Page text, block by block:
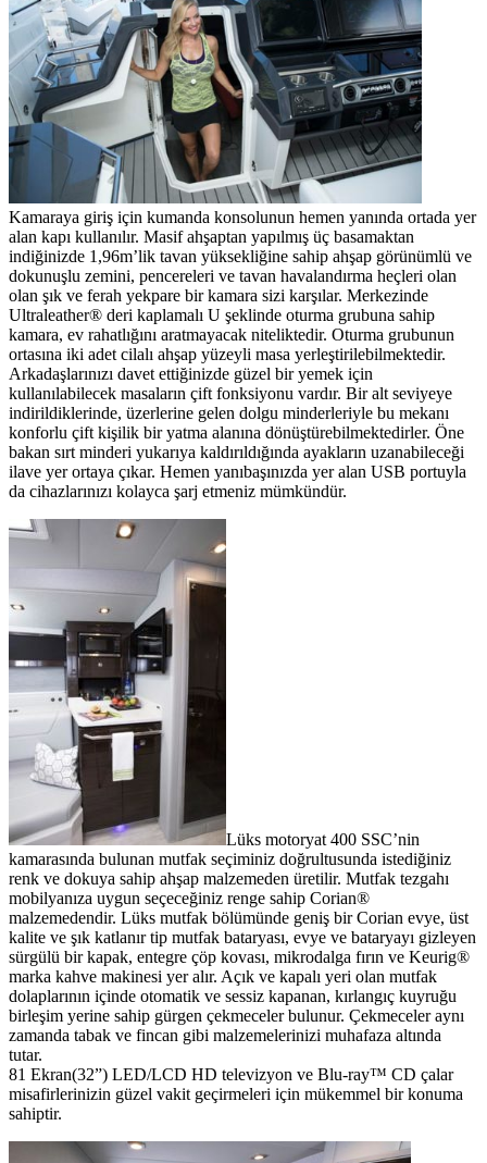
Kamaraya giriş için kumanda konsolunun hemen yanında ortada yer
alan kapı kullanılır. Masif ahşaptan yapılmış üç basamaktan
indiğinizde 1,96m’lik tavan yüksekliğine sahip ahşap görünümlü ve
dokunuşlu zemini, pencereleri ve tavan havalandırma heçleri olan
olan şık ve ferah yekpare bir kamara sizi karşılar. Merkezinde
Ultraleather® deri kaplamalı U şeklinde oturma grubuna sahip
kamara, ev rahatlığını aratmayacak niteliktedir. Oturma grubunun
ortasına iki adet cilalı ahşap yüzeyli masa yerleştirilebilmektedir.
Arkadaşlarınızı davet ettiğinizde güzel bir yemek için
kullanılabilecek masaların çift fonksiyonu vardır. Bir alt seviyeye
indirildiklerinde, üzerlerine gelen dolgu minderleriyle bu mekanı
konforlu çift kişilik bir yatma alanına dönüştürebilmektedirler. Öne
bakan sırt minderi yukarıya kaldırıldığında ayakların uzanabileceği
ilave yer ortaya çıkar. Hemen yanıbaşınızda yer alan USB portuyla
da cihazlarınızı kolayca şarj etmeniz mümkündür.
Lüks motoryat 400 SSC’nin
kamarasında bulunan mutfak seçiminiz doğrultusunda istediğiniz
renk ve dokuya sahip ahşap malzemeden üretilir. Mutfak tezgahı
mobilyanıza uygun seçeceğiniz renge sahip Corian®
malzemedendir. Lüks mutfak bölümünde geniş bir Corian evye, üst
kalite ve şık katlanır tip mutfak bataryası, evye ve bataryayı gizleyen
sürgülü bir kapak, entegre çöp kovası, mikrodalga fırın ve Keurig®
marka kahve makinesi yer alır. Açık ve kapalı yeri olan mutfak
dolaplarının içinde otomatik ve sessiz kapanan, kırlangıç kuyruğu
birleşim yerine sahip gürgen çekmeceler bulunur. Çekmeceler aynı
zamanda tabak ve fincan gibi malzemelerinizi muhafaza altında
tutar.
81 Ekran(32”) LED/LCD HD televizyon ve Blu-ray™ CD çalar
misafirlerinizin güzel vakit geçirmeleri için mükemmel bir konuma
sahiptir.